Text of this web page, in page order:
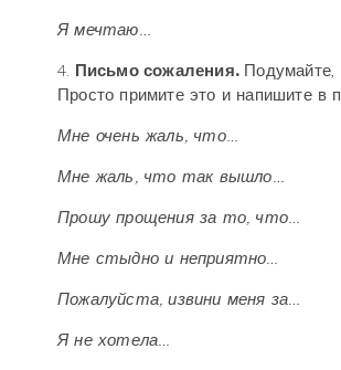
Я мечтаю…
4. Письмо сожаления. Подумайте,
Просто примите это и напишите в
Мне очень жаль, что…
Мне жаль, что так вышло…
Прошу прощения за то, что…
Мне стыдно и неприятно…
Пожалуйста, извини меня за…
Я не хотела…